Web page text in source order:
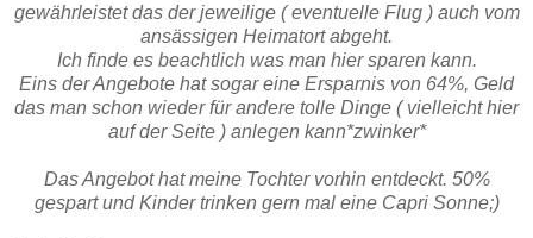
gewährleistet das der jeweilige ( eventuelle Flug ) auch vom
ansässigen Heimatort abgeht.
Ich finde es beachtlich was man hier sparen kann.
Eins der Angebote hat sogar eine Ersparnis von 64%, Geld
das man schon wieder für andere tolle Dinge ( vielleicht hier
auf der Seite ) anlegen kann*zwinker*
Das Angebot hat meine Tochter vorhin entdeckt. 50%
gespart und Kinder trinken gern mal eine Capri Sonne;)